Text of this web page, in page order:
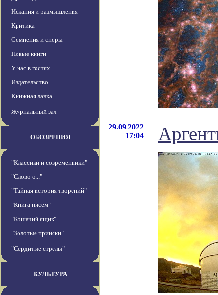
Искания и размышления
Критика
Сомнения и споры
Новые книги
У нас в гостях
Издательство
Книжная лавка
Журнальный зал
ОБОЗРЕНИЯ
"Классики и современники"
"Слово о..."
"Тайная история творений"
"Книга писем"
"Кошачий ящик"
"Золотые прииски"
"Сердитые стрелы"
КУЛЬТУРА
29.09.2022
17:04